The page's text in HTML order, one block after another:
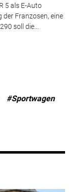
5 als E-Auto
Franzosen, eine
soll die...
#Sportwagen